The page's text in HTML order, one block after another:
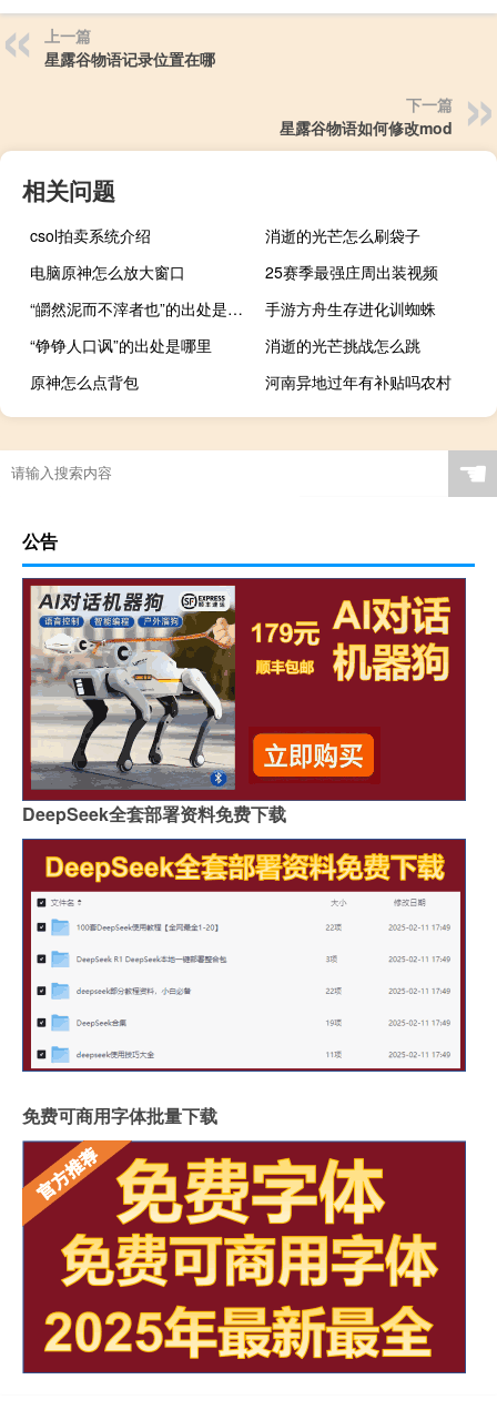
上一篇
星露谷物语记录位置在哪
下一篇
星露谷物语如何修改mod
相关问题
csol拍卖系统介绍
消逝的光芒怎么刷袋子
电脑原神怎么放大窗口
25赛季最强庄周出装视频
“皭然泥而不滓者也”的出处是哪里
手游方舟生存进化训蜘蛛
“铮铮人口讽”的出处是哪里
消逝的光芒挑战怎么跳
原神怎么点背包
河南异地过年有补贴吗农村
☚
公告
DeepSeek全套部署资料免费下载
免费可商用字体批量下载